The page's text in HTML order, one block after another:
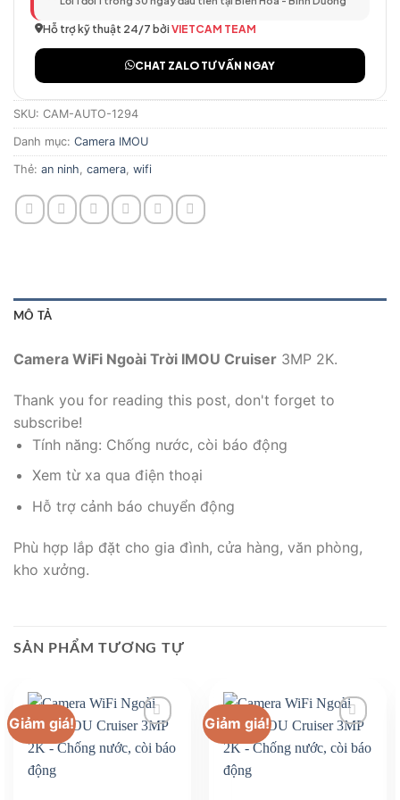
Hỗ trợ kỹ thuật 24/7 bởi VIETCAM TEAM
CHAT ZALO TƯ VẤN NGAY
SKU: CAM-AUTO-1294
Danh mục: Camera IMOU
Thẻ: an ninh camera wifi
MÔ TẢ
Camera WiFi Ngoài Trời IMOU Cruiser 3MP 2K.
Thank you for reading this post, don't forget to
subscribe!
Tính năng: Chống nước, còi báo động
Xem từ xa qua điện thoại
Hỗ trợ cảnh báo chuyển động
Phù hợp lắp đặt cho gia đình, cửa hàng, văn phòng,
kho xưởng.
SẢN PHẨM TƯƠNG TỰ
Giảm giá! Giảm giá!